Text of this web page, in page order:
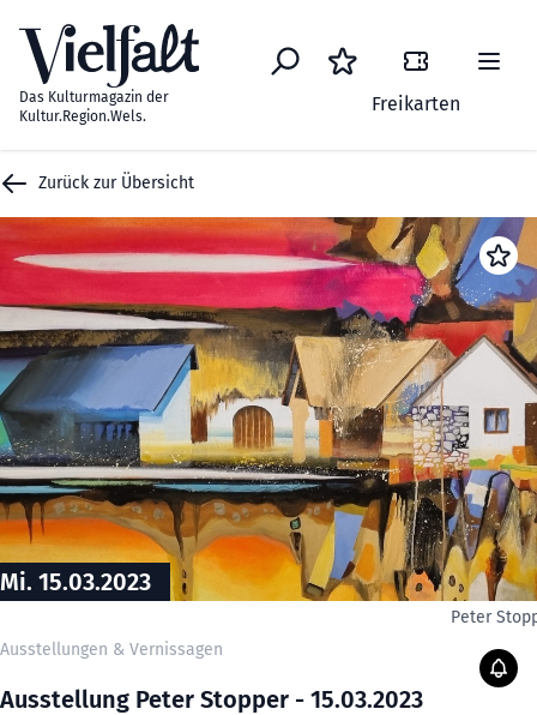
Das Kulturmagazin der
Kultur.Region.Wels.
Freikarten
Zurück zur Übersicht
Mi. 15.03.2023
Peter
Ausstellungen & Vernissagen
Ausstellung Peter Stopper - 15.03.2023